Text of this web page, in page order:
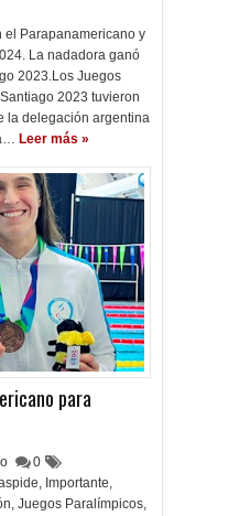
Parapanamericano y
La nadadora ganó
2023.Los Juegos
2023 tuvieron
la delegación argentina
Leer más »
para
0
, Importante,
, Juegos Paralímpicos,